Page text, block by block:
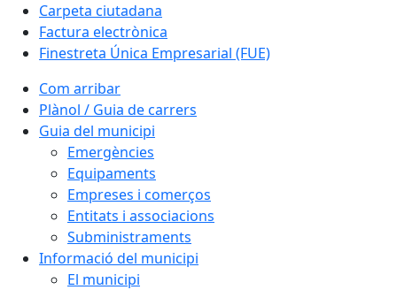
Carpeta ciutadana
Factura electrònica
Finestreta Única Empresarial (FUE)
Com arribar
Plànol / Guia de carrers
Guia del municipi
Emergències
Equipaments
Empreses i comerços
Entitats i associacions
Subministraments
Informació del municipi
El municipi